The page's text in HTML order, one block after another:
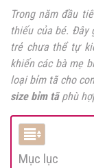
Trong năm đầu
thiếu của bé.
trẻ chưa thể tự
khiến các bà mẹ
loại bỉm tã cho
size bỉm tãphù
Mục lục